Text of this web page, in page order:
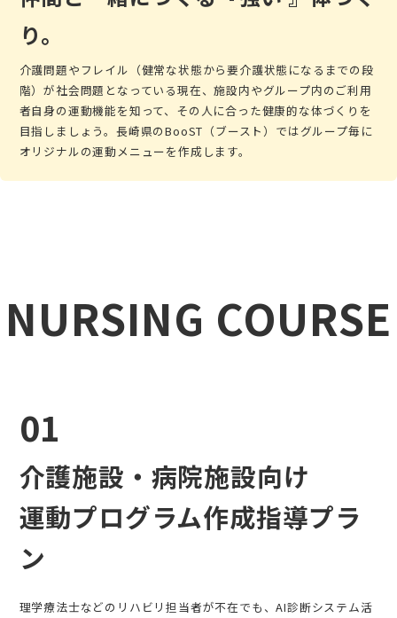
り。
介護問題やフレイル（健常な状態から要介護状態になるまでの段
階）が社会問題となっている現在、施設内やグループ内のご利用
者自身の運動機能を知って、その人に合った健康的な体づくりを
目指しましょう。長崎県のBooST（ブースト）ではグループ毎に
オリジナルの運動メニューを作成します。
NURSING COURSE
01
介護施設・病院施設向け
運動プログラム作成指導プラ
ン
理学療法士などのリハビリ担当者が不在でも、AI診断システム活